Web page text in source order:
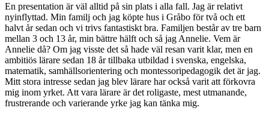
En presentation är väl alltid på sin plats i alla fall. Jag är relativt
nyinflyttad. Min familj och jag köpte hus i Gråbo för två och ett
halvt år sedan och vi trivs fantastiskt bra. Familjen består av tre barn
mellan 3 och 13 år, min bättre hälft och så jag Annelie. Vem är
Annelie då? Om jag visste det så hade väl resan varit klar, men en
ambitiös lärare sedan 18 år tillbaka utbildad i svenska, engelska,
matematik, samhällsorientering och montessoripedagogik det är jag.
Mitt stora intresse sedan jag blev lärare har också varit att förkovra
mig inom yrket. Att vara lärare är det roligaste, mest utmanande,
frustrerande och varierande yrke jag kan tänka mig.